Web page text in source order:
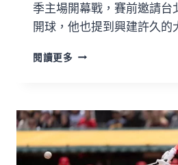
季主場開幕戰，賽前邀請台
開球，他也提到興建許久的
閱讀更多